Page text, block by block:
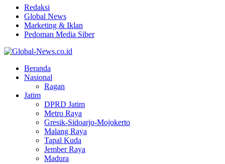
Redaksi
Global News
Marketing & Iklan
Pedoman Media Siber
Beranda
Nasional
Ragan
Jatim
DPRD Jatim
Metro Raya
Gresik-Sidoarjo-Mojokerto
Malang Raya
Tapal Kuda
Jember Raya
Madura